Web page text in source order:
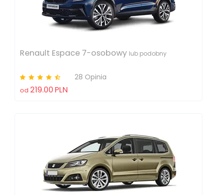
Renault Espace 7-osobowy lub podobny
28 Opinia
od 219.00 PLN